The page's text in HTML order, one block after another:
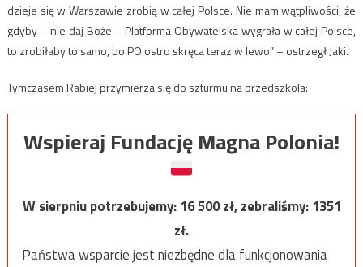
dzieje się w Warszawie zrobią w całej Polsce. Nie mam wątpliwości, że
gdyby – nie daj Boże – Platforma Obywatelska wygrała w całej Polsce,
to zrobiłaby to samo, bo PO ostro skręca teraz w lewo” – ostrzegł Jaki.
Tymczasem Rabiej przymierza się do szturmu na przedszkola:
Wspieraj Fundację Magna Polonia!
W sierpniu potrzebujemy:16 500zł, zebraliśmy:1351
zł.
Państwa wsparcie jest niezbędne dla funkcjonowania